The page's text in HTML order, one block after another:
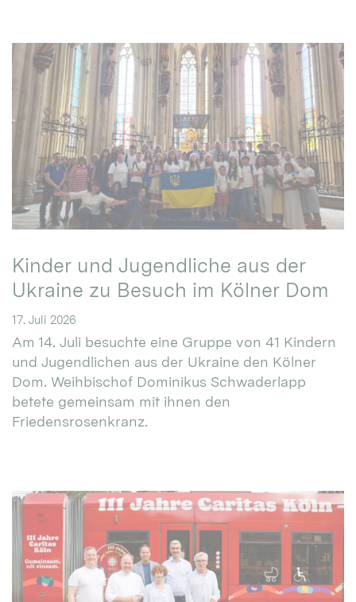
Kinder und Jugendliche aus der
Ukraine zu Besuch im Kölner Dom
17. Juli 2026
Am 14. Juli besuchte eine Gruppe von 41 Kindern
und Jugendlichen aus der Ukraine den Kölner
Dom. Weihbischof Dominikus Schwaderlapp
betete gemeinsam mit ihnen den
Friedensrosenkranz.